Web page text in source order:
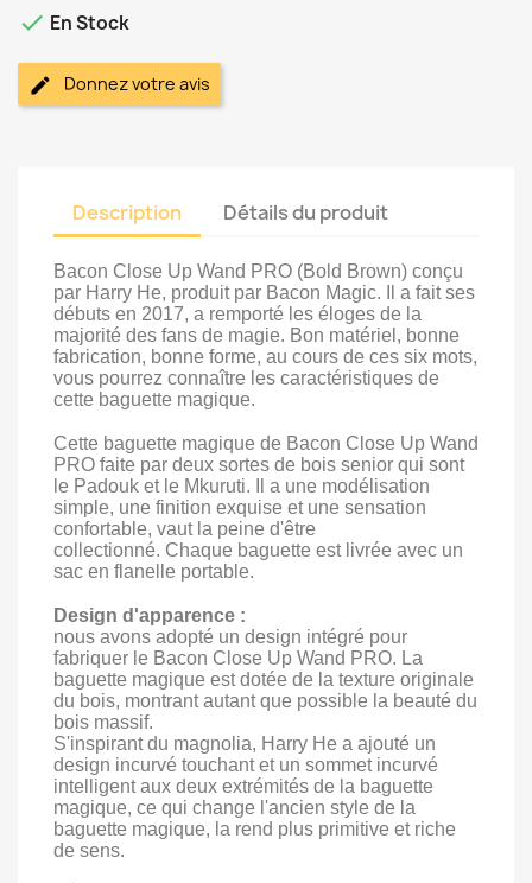
 En Stock
Donnez votre avis
Description Détails du produit
Bacon Close Up Wand PRO (Bold Brown) conçu
par Harry He, produit par Bacon Magic. Il a fait ses
débuts en 2017, a remporté les éloges de la
majorité des fans de magie. Bon matériel, bonne
fabrication, bonne forme, au cours de ces six mots,
vous pourrez connaître les caractéristiques de
cette baguette magique.
Cette baguette magique de Bacon Close Up Wand
PRO faite par deux sortes de bois senior qui sont
le Padouk et le Mkuruti. Il a une modélisation
simple, une finition exquise et une sensation
confortable, vaut la peine d'être
collectionné. Chaque baguette est livrée avec un
sac en flanelle portable.
Design d'apparence :
nous avons adopté un design intégré pour
fabriquer le Bacon Close Up Wand PRO. La
baguette magique est dotée de la texture originale
du bois, montrant autant que possible la beauté du
bois massif.
S'inspirant du magnolia, Harry He a ajouté un
design incurvé touchant et un sommet incurvé
intelligent aux deux extrémités de la baguette
magique, ce qui change l'ancien style de la
baguette magique, la rend plus primitive et riche
de sens.